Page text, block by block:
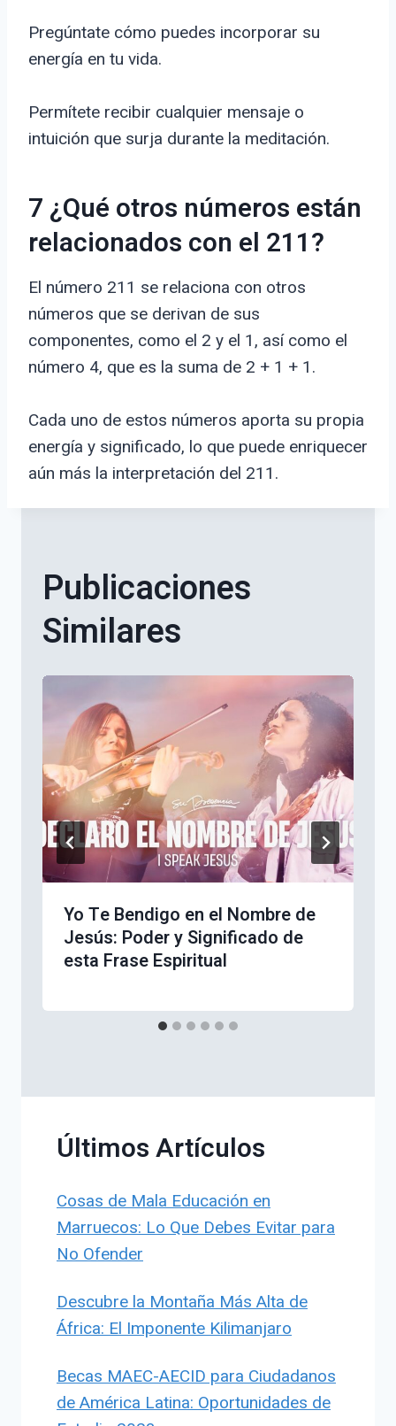
Pregúntate cómo puedes incorporar su
energía en tu vida.
Permítete recibir cualquier mensaje o
intuición que surja durante la meditación.
7 ¿Qué otros números están
relacionados con el 211?
El número 211 se relaciona con otros
números que se derivan de sus
componentes, como el 2 y el 1, así como el
número 4, que es la suma de 2 + 1 + 1.
Cada uno de estos números aporta su propia
energía y significado, lo que puede enriquecer
aún más la interpretación del 211.
Publicaciones
Similares
Yo Te Bendigo en el Nombre de
Jesús: Poder y Significado de
esta Frase Espiritual
Últimos Artículos
Cosas de Mala Educación en
Marruecos: Lo Que Debes Evitar para
No Ofender
Descubre la Montaña Más Alta de
África: El Imponente Kilimanjaro
Becas MAEC-AECID para Ciudadanos
de América Latina: Oportunidades de